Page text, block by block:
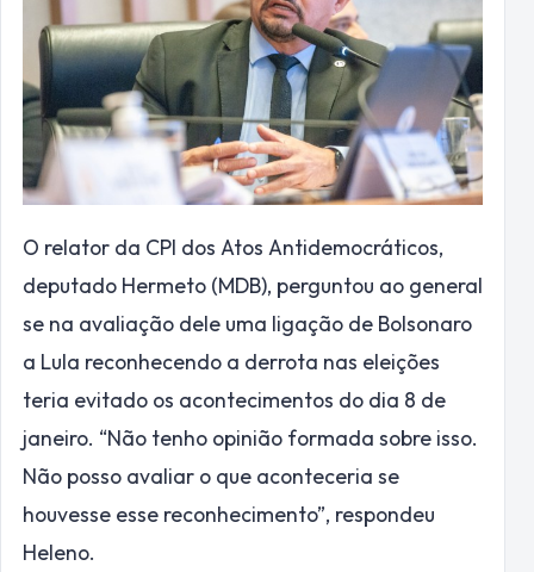
O relator da CPI dos Atos Antidemocráticos,
deputado Hermeto (MDB), perguntou ao general
se na avaliação dele uma ligação de Bolsonaro
a Lula reconhecendo a derrota nas eleições
teria evitado os acontecimentos do dia 8 de
janeiro. “Não tenho opinião formada sobre isso.
Não posso avaliar o que aconteceria se
houvesse esse reconhecimento”, respondeu
Heleno.